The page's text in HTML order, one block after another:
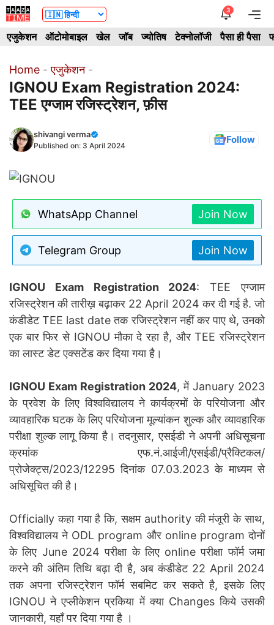
Skip
to
content
3
एजुकेशन ऑटोमोबाइल खेल जॉब ज्योतिष टेक्नोलॉजी पैसा ही पैसा
Home -एजुकेशन-
IGNOU Exam Registration 2024:
TEE एग्जाम रजिस्ट्रेशन, फ़ीस
shivangi verma
Published on: 3 April 2024 Follow
WhatsApp Channel Join Now
Telegram Group Join Now
IGNOU Exam Registration 2024: TEE एग्जाम
रजिस्ट्रेशन की तारीख़ बढ़ाकर 22 April 2024 कर दी गई है. जो
कंडीडेट TEE last date तक रजिस्ट्रेशन नहीं कर पाए थे, उनको
एक बार फिर से IGNOU मौका दे रहा है, और TEE रजिस्ट्रेशन
का लास्ट डेट एक्सटेंड कर दिया गया है।
IGNOU Exam Registration 2024, में January 2023
के प्रवेश के लिए विश्वविद्यालय ने कार्यक्रमों के परियोजना और
व्यावहारिक घटक के लिए परियोजना मूल्यांकन शुल्क और व्यावहारिक
परीक्षा शुल्क लागू किया है। तदनुसार, एसईडी ने अपनी अधिसूचना
क्रमांक एफ.नं.आईजी/एसईडी/प्रैक्टिकल/
प्रोजेक्ट्स/2023/12295 दिनांक 07.03.2023 के माध्यम से
अधिसूचित की है।
Officially कहा गया है कि, सक्षम authority की मंजूरी के साथ,
विश्वविद्यालय ने ODL program और online program दोनों
के लिए June 2024 परीक्षा के लिए online परीक्षा फॉर्म जमा
करने की अंतिम तिथि बढ़ा दी है, अब कंडीडेट 22 April 2024
तक अपना रजिस्ट्रेशन फॉर्म सबमिट कर सकते है, इसके लिए
IGNOU ने एप्लीकेशन प्रकिया में क्या Changes किये उसकी
जानकारी, यहाँ पर दिया गया है ।